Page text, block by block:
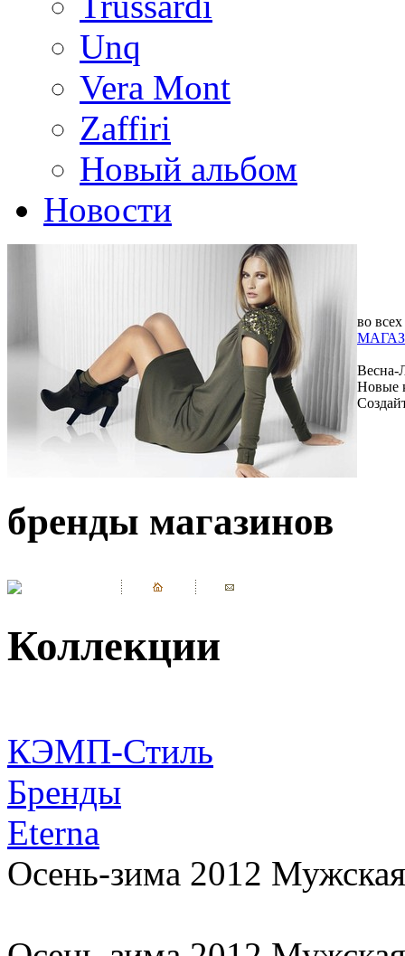
Unq
Vera Mont
Zaffiri
Новый альбом
Новости
во всех
Весна-
Новые
бренды магазинов
Коллекции
КЭМП-Стиль
Бренды
Eterna
Осень-зима 2012